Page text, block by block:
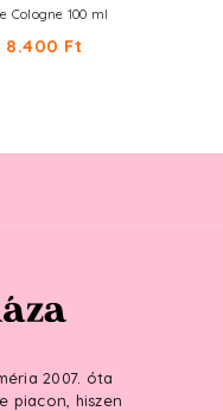
Cologne 100 ml
8.400 Ft
2007. óta
piacon, hiszen